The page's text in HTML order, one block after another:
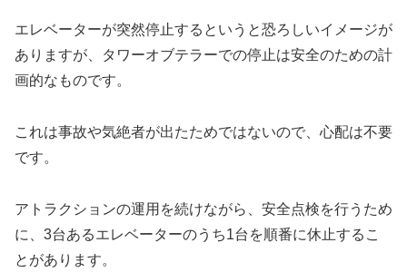
エレベーターが突然停止するというと恐ろしいイメージが
ありますが、タワーオブテラーでの停止は安全のための計
画的なものです。
これは事故や気絶者が出たためではないので、心配は不要
です。
アトラクションの運用を続けながら、安全点検を行うため
に、3台あるエレベーターのうち1台を順番に休止するこ
とがあります。